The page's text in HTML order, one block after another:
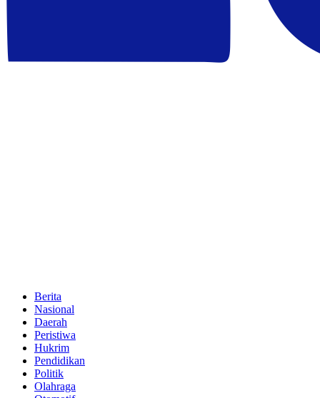
Berita
Nasional
Daerah
Peristiwa
Hukrim
Pendidikan
Politik
Olahraga